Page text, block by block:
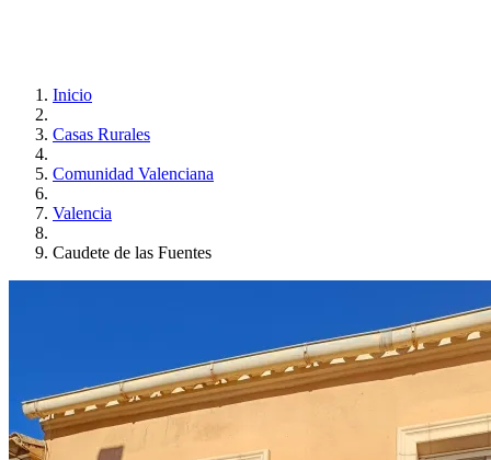
Inicio
Casas Rurales
Comunidad Valenciana
Valencia
Caudete de las Fuentes